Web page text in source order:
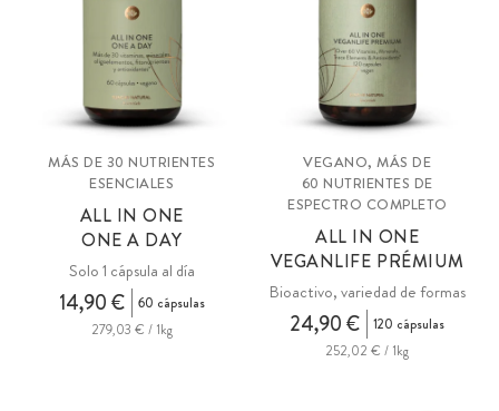
MÁS DE 30 NUTRIENTES
ESENCIALES
ALL IN ONE
ONE A DAY
Solo 1 cápsula al día
14,90 €
60 cápsulas
279,03 € / 1kg
VEGANO, MÁS DE
60 NUTRIENTES DE
ESPECTRO COMPLETO
ALL IN ONE
VEGANLIFE PRÉMIUM
Bioactivo, variedad de formas
24,90 €
120 cápsulas
252,02 € / 1kg